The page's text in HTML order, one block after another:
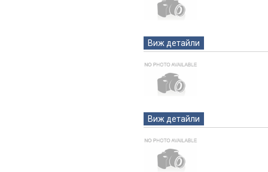
Виж детайли
Виж детайли